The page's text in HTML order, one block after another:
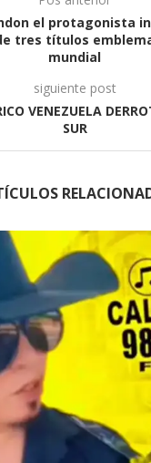
el protagonista
tres títulos
mundial
siguiente post
VENEZUELA
SUR